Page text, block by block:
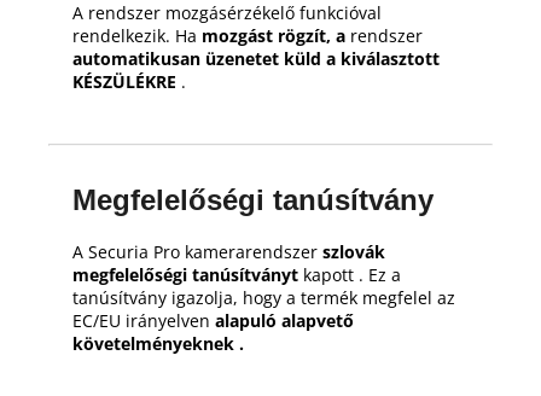
A rendszer mozgásérzékelő funkcióval
rendelkezik. Ha mozgást rögzít, a rendszer
automatikusan üzenetet küld a kiválasztott
KÉSZÜLÉKRE .
Megfelelőségi tanúsítvány
A Securia Pro kamerarendszer szlovák
megfelelőségi tanúsítványt kapott . Ez a
tanúsítvány igazolja, hogy a termék megfelel az
EC/EU irányelven alapuló alapvető
követelményeknek .